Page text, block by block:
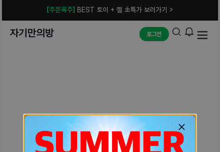
[주문폭주] BEST 토이 + 젤 초특가 보러가기 >
자기만의방 로그인